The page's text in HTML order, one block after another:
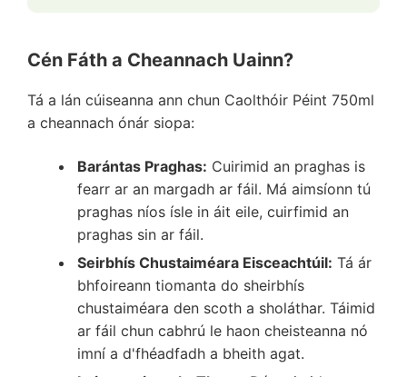
Cén Fáth a Cheannach Uainn?
Tá a lán cúiseanna ann chun Caolthóir Péint 750ml
a cheannach ónár siopa:
Barántas Praghas: Cuirimid an praghas is
fearr ar an margadh ar fáil. Má aimsíonn tú
praghas níos ísle in áit eile, cuirfimid an
praghas sin ar fáil.
Seirbhís Chustaiméara Eisceachtúil: Tá ár
bhfoireann tiomanta do sheirbhís
chustaiméara den scoth a sholáthar. Táimid
ar fáil chun cabhrú le haon cheisteanna nó
imní a d'fhéadfadh a bheith agat.